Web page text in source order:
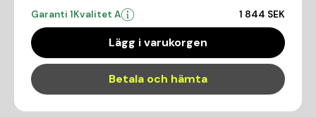
Garanti 1Kvalitet A 1 844 SEK
Lägg i varukorgen
Betala och hämta